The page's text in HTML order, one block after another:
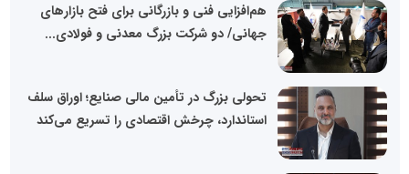
هم‌افزایی فنی و بازرگانی برای فتح بازارهای
جهانی/ دو شرکت بزرگ معدنی و فولادی...
تحولی بزرگ در تأمین مالی صنایع؛ اوراق سلف
استاندارد، چرخش اقتصادی را تسریع می‌کند